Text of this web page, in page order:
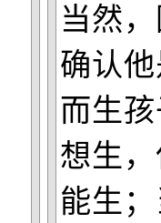
当然
确认
而生
想生
能生